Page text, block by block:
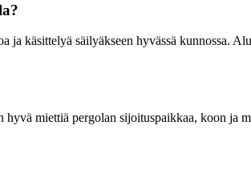
käsittelyä säilyäkseen hyvässä kunnossa.
miettiä pergolan sijoituspaikkaa, koon ja